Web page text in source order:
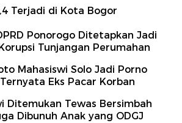
Terjadi di Kota Bogor
Ponorogo Ditetapkan Jadi
Tunjangan Perumahan
Mahasiswi Solo Jadi Porno
Eks Pacar Korban
Ditemukan Tewas Bersimbah
Dibunuh Anak yang ODGJ